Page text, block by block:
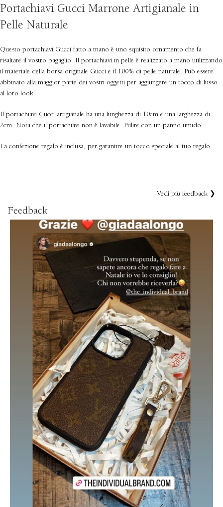
Portachiavi Gucci Marrone Artigianale in
Pelle Naturale
Questo portachiavi Gucci fatto a mano è uno squisito ornamento che fa
risaltare il vostro bagaglio. Il portachiavi in pelle è realizzato a mano utilizzando
il materiale della borsa originale Gucci e il 100% di pelle naturale. Può essere
abbinato alla maggior parte dei vostri oggetti per aggiungere un tocco di lusso
al loro look.
Il portachiavi Gucci artigianale ha una lunghezza di 10cm e una larghezza di
2cm. Nota che il portachiavi non è lavabile. Pulire con un panno umido.
La confezione regalo è inclusa, per garantire un tocco speciale al tuo regalo.
Feedback
Vedi più feedback ❯